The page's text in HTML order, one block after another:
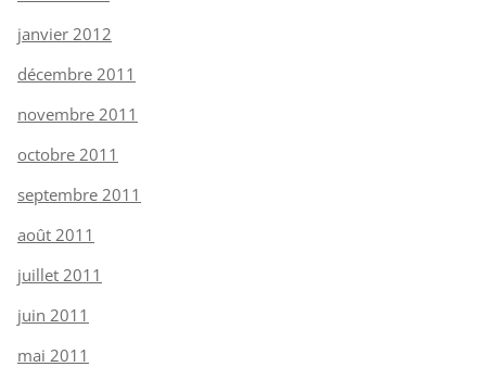
janvier 2012
décembre 2011
novembre 2011
octobre 2011
septembre 2011
août 2011
juillet 2011
juin 2011
mai 2011